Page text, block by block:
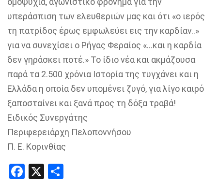
υπεράσπιση των ελευθεριών μας και ότι «ο ιερός
τη πατρίδος έρως εμφωλεύει εις την καρδίαν..»
για να συνεχίσει ο Ρήγας Φεραίος «…και η καρδία
δεν γηράσκει ποτέ.» Το ίδιο νέα και ακμάζουσα
παρά τα 2.500 χρόνια Ιστορία της τυγχάνει και η
Ελλάδα η οποία δεν υπομένει ζυγό, για λίγο καιρό
ξαποσταίνει και ξανά προς τη δόξα τραβά!
Ειδικός Συνεργάτης
Περιφερειάρχη Πελοποννήσου
Π. Ε. Κορινθίας
Facebook
X